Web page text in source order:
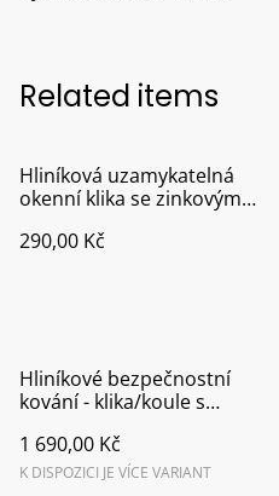
Related items
Hliníková uzamykatelná
okenní klika se zinkovým
290,00 Kč
Hliníkové bezpečnostní
kování - klika/koule s
1 690,00 Kč
K DISPOZICI JE VÍCE VARIANT